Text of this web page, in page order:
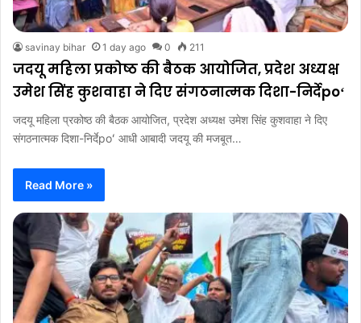
savinay bihar 1 day ago 0 211
जदयू महिला प्रकोष्ठ की बैठक आयोजित, प्रदेश अध्यक्ष
उमेश सिंह कुशवाहा ने दिए संगठनात्मक दिशा-निर्देpoʻ
जदयू महिला प्रकोष्ठ की बैठक आयोजित, प्रदेश अध्यक्ष उमेश सिंह कुशवाहा ने दिए
संगठनात्मक दिशा-निर्देpoʻ आधी आबादी जदयू की मजबूत…
Read More »